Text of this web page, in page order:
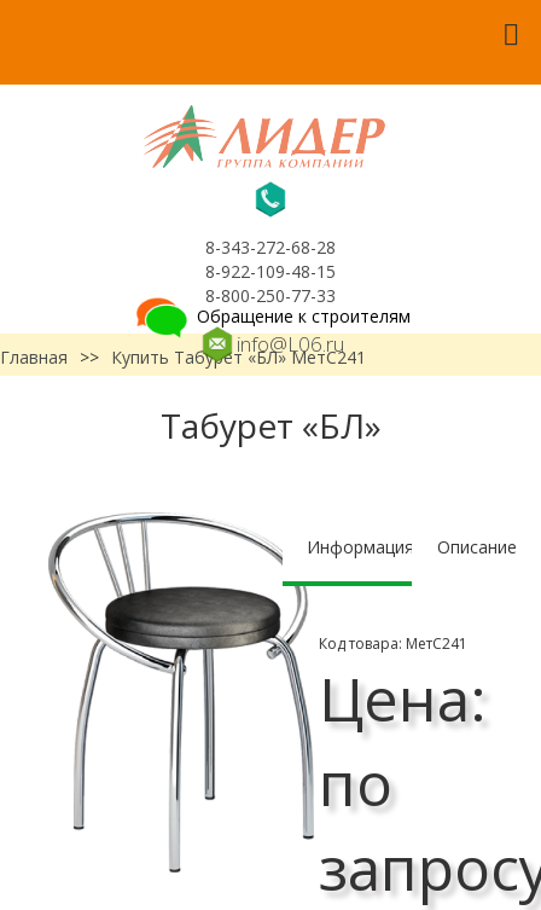
8-343-272-68-28
8-922-109-48-15
8-800-250-77-33
info@L06.ru
Обращение к строителям
Главная
>> Купить Табурет «БЛ» МетС241
Табурет «БЛ»
Информация Описание
Код товара: МетС241
Цена:
по